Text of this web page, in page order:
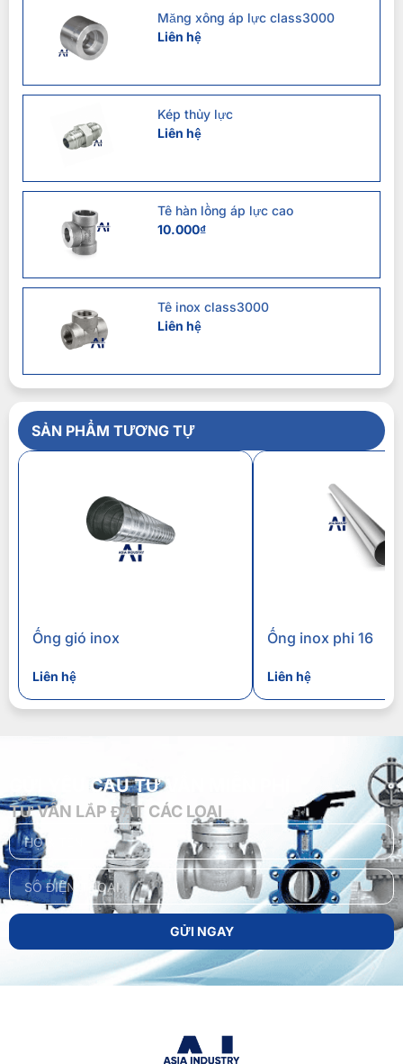
Măng xông áp lực class3000
Liên hệ
Kép thủy lực
Liên hệ
Tê hàn lồng áp lực cao
10.000₫
Tê inox class3000
Liên hệ
SẢN PHẨM TƯƠNG TỰ
Ống gió inox
Liên hệ
Ống inox phi 16
Liên hệ
GỬI YÊU CẦU TƯ VẤN MIỄN PHÍ
TƯ VẤN LẮP ĐẶT CÁC LOẠI
GỬI NGAY